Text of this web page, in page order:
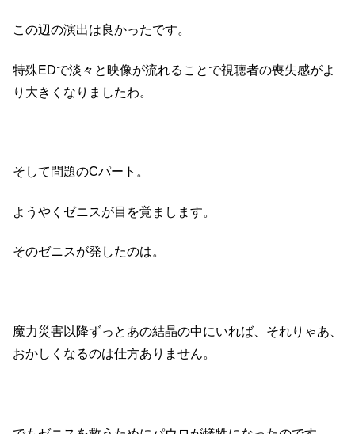
この辺の演出は良かったです。
特殊EDで淡々と映像が流れることで視聴者の喪失感がよ
り大きくなりましたわ。
そして問題のCパート。
ようやくゼニスが目を覚まします。
そのゼニスが発したのは。
魔力災害以降ずっとあの結晶の中にいれば、それりゃあ、
おかしくなるのは仕方ありません。